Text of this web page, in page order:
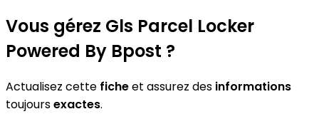
Vous gérez Gls Parcel Locker
Powered By Bpost ?
Actualisez cette ficheet assurez des informations
toujoursexactes.